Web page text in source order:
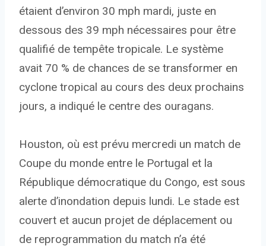
étaient d’environ 30 mph mardi, juste en
dessous des 39 mph nécessaires pour être
qualifié de tempête tropicale. Le système
avait 70 % de chances de se transformer en
cyclone tropical au cours des deux prochains
jours, a indiqué le centre des ouragans.
Houston, où est prévu mercredi un match de
Coupe du monde entre le Portugal et la
République démocratique du Congo, est sous
alerte d’inondation depuis lundi. Le stade est
couvert et aucun projet de déplacement ou
de reprogrammation du match n’a été